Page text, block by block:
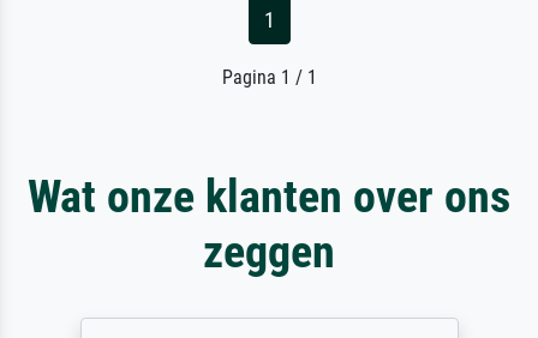
1
Pagina 1 / 1
Wat onze klanten over ons
zeggen